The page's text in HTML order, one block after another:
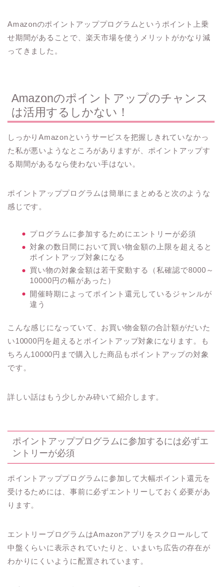
Amazonのポイントアッププログラムというポイント上乗
せ期間があることで、楽天市場を使うメリットがかなり減
ってきました。
Amazonのポイントアップのチャンス
は活用するしかない！
しっかりAmazonというサービスを把握しきれていなかっ
た私が悪いようなところがありますが、ポイントアップす
る期間があるなら使わない手はない。
ポイントアッププログラムは簡単にまとめると次のような
感じです。
プログラムに参加するためにエントリーが必須
対象の数日間において買い物金額の上限を超えると
ポイントアップ対象になる
買い物の対象金額は若干変動する（私確認で8000～
10000円の幅があった）
開催時期によってポイント還元しているジャンルが
違う
こんな感じになっていて、お買い物金額の合計額がだいた
い10000円を超えるとポイントアップ対象になります。も
ちろん10000円まで購入した商品もポイントアップの対象
です。
詳しい話はもう少しかみ砕いて紹介します。
ポイントアッププログラムに参加するには必ずエ
ントリーが必須
ポイントアッププログラムに参加して大幅ポイント還元を
受けるためには、事前に必ずエントリーしておく必要があ
ります。
エントリープログラムはAmazonアプリをスクロールして
中盤くらいに表示されていたりと、いまいち広告の存在が
わかりにくいように配置されています。